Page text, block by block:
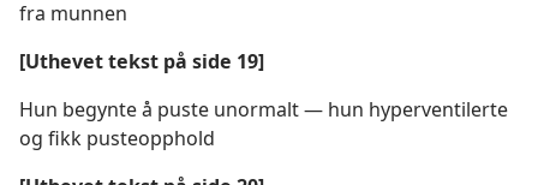
fra munnen
[Uthevet tekst på side 19]
Hun begynte å puste unormalt — hun hyperventilerte
og fikk pusteopphold